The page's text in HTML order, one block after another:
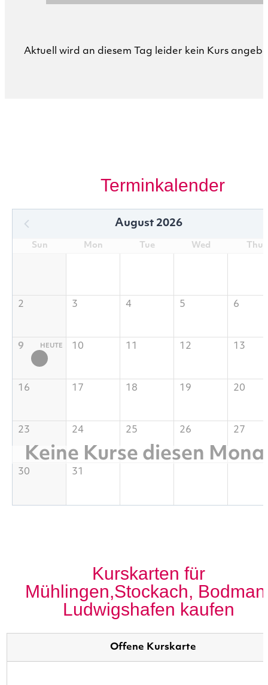
Aktuell wird an diesem Tag leider kein Kurs
Terminkalender
August 2026
Sun Mon Tue Wed Thu
2 3 4 5 6
9 10 11 12 13
16 17 18 19 20
23 24 25 26 27
30 31
Keine Kurse diesen
Kurskarten für
Mühlingen,Stockach,
Ludwigshafen kaufen
Offene Kurskarte